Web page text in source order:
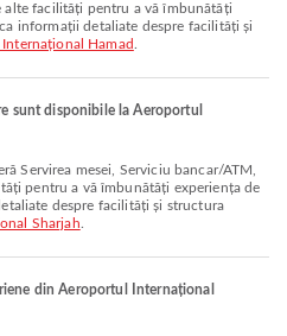
facilități pentru a vă îmbunătăți
informații detaliate despre facilități și
Hamad
sunt disponibile la Aeroportul
pentru a vă îmbunătăți experiența de
despre facilități și structura
Sharjah
din Aeroportul Internațional